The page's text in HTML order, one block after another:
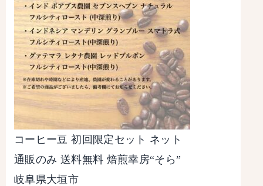
コーヒー豆 初回限定セット ネット
通販のみ 送料無料 焙煎幸房“そら”
岐阜県大垣市